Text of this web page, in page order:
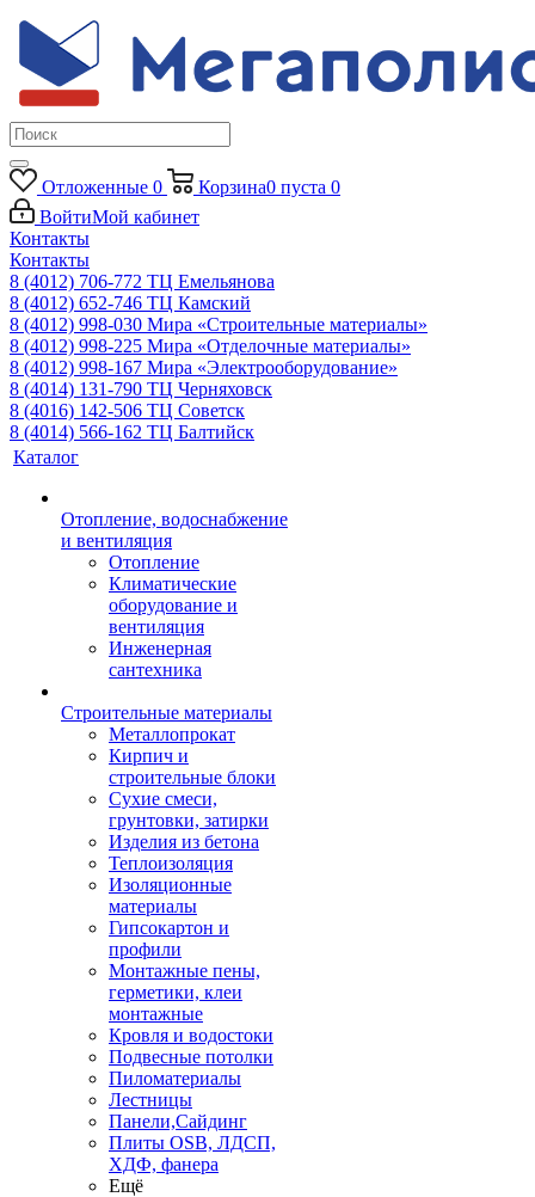
Отложенные 0 Корзина0 пуста 0
ВойтиМой кабинет
Контакты
Контакты
8 (4012) 706-772 ТЦ Емельянова
8 (4012) 652-746 ТЦ Камский
8 (4012) 998-030 Мира «Строительные материалы»
8 (4012) 998-225 Мира «Отделочные материалы»
8 (4012) 998-167 Мира «Электрооборудование»
8 (4014) 131-790 ТЦ Черняховск
8 (4016) 142-506 ТЦ Советск
8 (4014) 566-162 ТЦ Балтийск
Каталог
Отопление, водоснабжение
и вентиляция
Отопление
Климатические
оборудование и
вентиляция
Инженерная
сантехника
Строительные материалы
Металлопрокат
Кирпич и
строительные блоки
Сухие смеси,
грунтовки, затирки
Изделия из бетона
Теплоизоляция
Изоляционные
материалы
Гипсокартон и
профили
Монтажные пены,
герметики, клеи
монтажные
Кровля и водостоки
Подвесные потолки
Пиломатериалы
Лестницы
Панели,Сайдинг
Плиты OSB, ЛДСП,
ХДФ, фанера
Ещё